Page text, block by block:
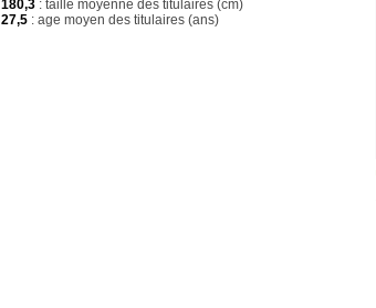
180,3 : taille moyenne des titulaires (cm)
27,5 : age moyen des titulaires (ans)